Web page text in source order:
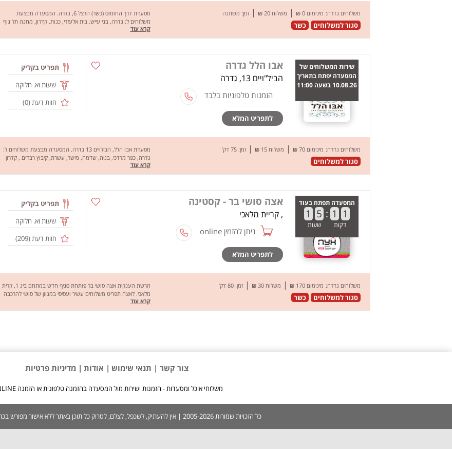
משלוחים גדרה: מינימום 0 ₪ | משלוח 20 ₪ | זמן: משתנה
סגור למשלוחים כשר
מסעדת דרך החומוס (כשר) הרצל 6, גדרה. המסעדה מבצעת
משלוחים ל: גדרה, בני עייש, בית אלעזרי, כנות, קדרון, מחנה תל נוף
ובסיס חצור. מסעדת דרך המלך מציעה מגוון רחב של מנות טעימות
במיוחד כמו: חומוס טחינה, חומוס גרגירים, חומוס מסבחה, חומוס
סלט קצוץ, סלט פינוקים, פלאפל ירוק ועוד. מחכים לכם לחוויה טעימה
ומהנה, שיהיה בתאבון !
קרא עוד
שירות המשלוחים של
המסעדה יפתח בתאריך
10.08.26 בשעה 11:00
אבו הלל גדרה
הביל"ויים 13, גדרה
הזמנות טלפוניות בלבד
לתפריט המלא
תפריט בקליק
שעות וא. חלוקה
חוות דעת (0
)
משלוחים גדרה: מינימום 70 ₪ | משלוח 15 ₪ | זמן: 75 דק’
סגור למשלוחים
מסעדת אבו הלל, הבילויים 13 גדרה. המסעדה מבצעת משלוחים ל:
גדרה, כפר מרדכי, בניה, שדמה, מישר, עשרת, קיבוץ רבדים , קדרון
וא.ת. כנות. מסעדת אבו הלל מציעה מגוון רחב של מנות טעימות
במיוחד כמו: חומוס פול, משוואשה, מסבחה, חומוס גרגירים, חומוס
סלט עגבניות חריף, חציל על האש, שקשוקה, ערוק, סמבוסק, קובה
בורגול, פלאפל ועוד. מחכים לכם לחוויה מהנה, שיהיה בתאבון !
קרא עוד
המסעדה תפתח בעוד
1 5 : 1 1
דקות שעות
אצה סושי בר - קסטינה
, קריית מלאכי
ניתן להזמין online
לתפריט המלא
תפריט בקליק
שעות וא. חלוקה
חוות דעת (209
)
משלוחים גדרה: מינימום 170 ₪ | משלוח 30 ₪ | זמן: 80 דק’
סגור למשלוחים כשר
הרשת הענקית אצה סושי בר פותחת סניף חדש במתחם ביג 1, קרית
מלאכי. לאצה תפריט משלוחים עשיר ועסיסי במגוון של סושי להרכבה
או מוכנים לבחירה עם מגוון דגים וירקות טריים מהשוק כמו סלמון
סלמון סקין טונה אדומה טונה רגיל מלפפון בצל ירוק אבוקדו בטטה
קרא עוד
צור קשר | תנאי שימוש | אודות | מדיניות פרטיות
משלוחי אוכל ומסעדות - הזמנות ישירות מול המסעדה בהזמנה טלפונית או הזמנה ONLINE
כל הזכויות שמורות 2005-2026 | אין להעתיק, לשכפל, לצלם, לסרוק כל תוכן באתר ללא אישור מפורש בכתב ממערכת האתר.